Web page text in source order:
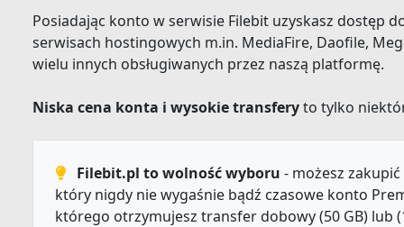
Posiadając konto w serwisie Filebit uzyskasz dostęp
serwisach hostingowych m.in. MediaFire, Daofile,
wielu innych obsługiwanych przez naszą platformę.
Niska cena konta i wysokie transferyto tylko
Filebit.pl to wolność wyboru - możesz
który nigdy nie wygaśnie bądź czasowe konto
którego otrzymujesz transfer dobowy (50 GB) lub